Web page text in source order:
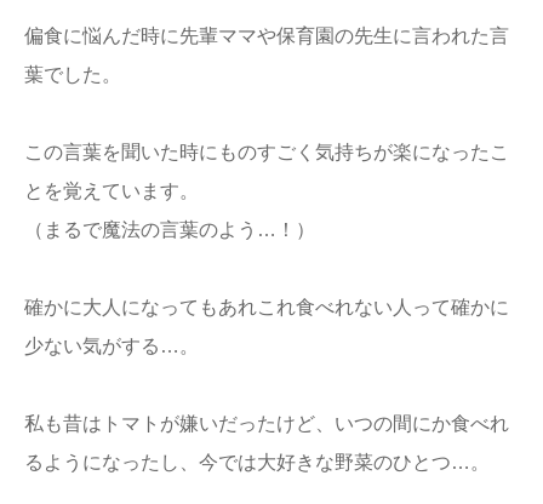
偏食に悩んだ時に先輩ママや保育園の先生に言われた言
葉でした。
この言葉を聞いた時にものすごく気持ちが楽になったこ
とを覚えています。
（まるで魔法の言葉のよう…！）
確かに大人になってもあれこれ食べれない人って確かに
少ない気がする…。
私も昔はトマトが嫌いだったけど、いつの間にか食べれ
るようになったし、今では大好きな野菜のひとつ…。